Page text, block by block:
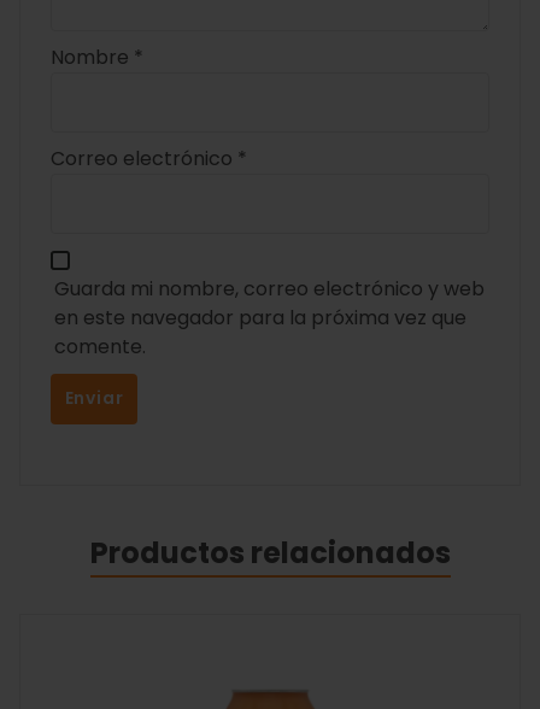
Nombre *
Correo electrónico *
Guarda mi nombre, correo electrónico y web
en este navegador para la próxima vez que
comente.
Productos relacionados